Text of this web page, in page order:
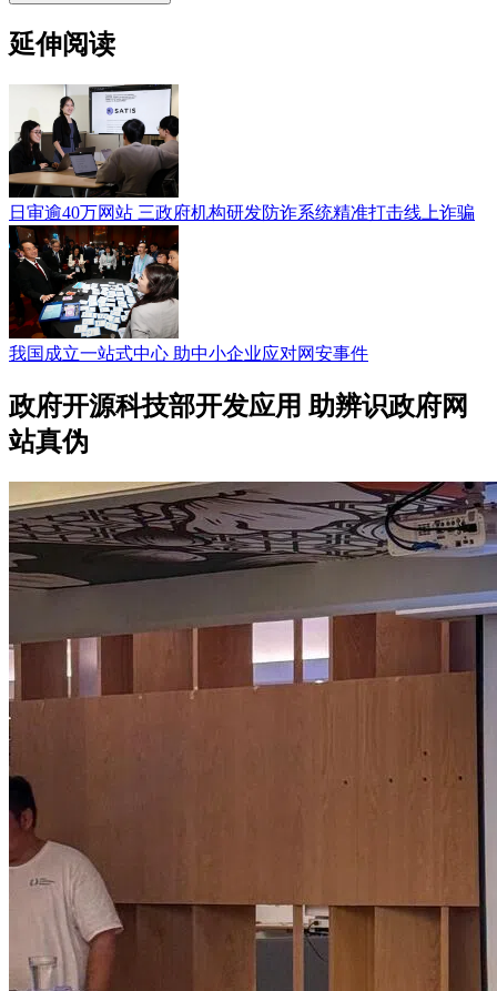
延伸阅读
日审逾40万网站 三政府机构研发防诈系统精准打击线上诈骗
我国成立一站式中心 助中小企业应对网安事件
政府开源科技部开发应用 助辨识政府网
站真伪